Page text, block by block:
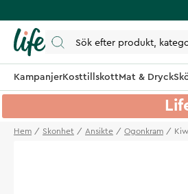
KampanjerKosttillskottMat & Dryck
Hem Skonhet Ansikte Ogonkram